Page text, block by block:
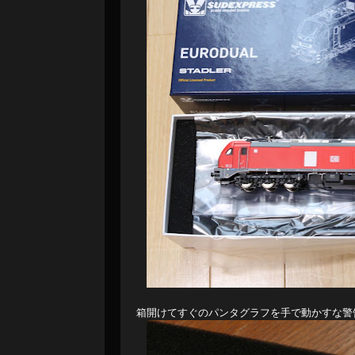
箱開けてすぐのパンタグラフを手で動かすな警